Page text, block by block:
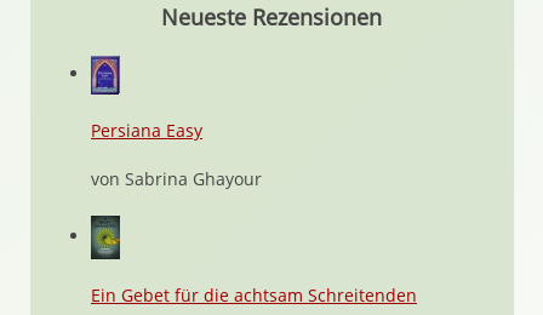
Neueste Rezensionen
Persiana Easy
von Sabrina Ghayour
Ein Gebet für die achtsam Schreitenden